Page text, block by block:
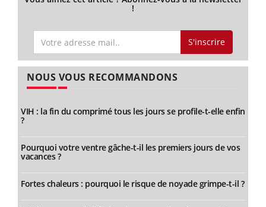
!
S'inscrire
NOUS VOUS RECOMMANDONS
VIH : la fin du comprimé tous les jours se profile-t-elle enfin
?
Pourquoi votre ventre gâche-t-il les premiers jours de vos
vacances ?
Fortes chaleurs : pourquoi le risque de noyade grimpe-t-il ?